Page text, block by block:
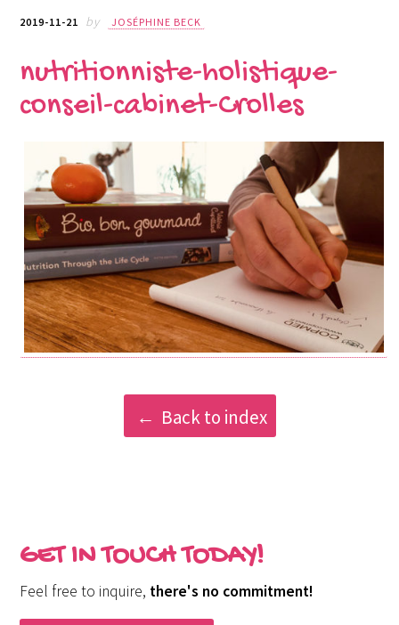
2019-11-21 by JOSÉPHINE BECK
nutritionniste-holistique-
conseil-cabinet-Crolles
Back to index
GET IN TOUCH TODAY!
Feel free to inquire, there's no commitment!